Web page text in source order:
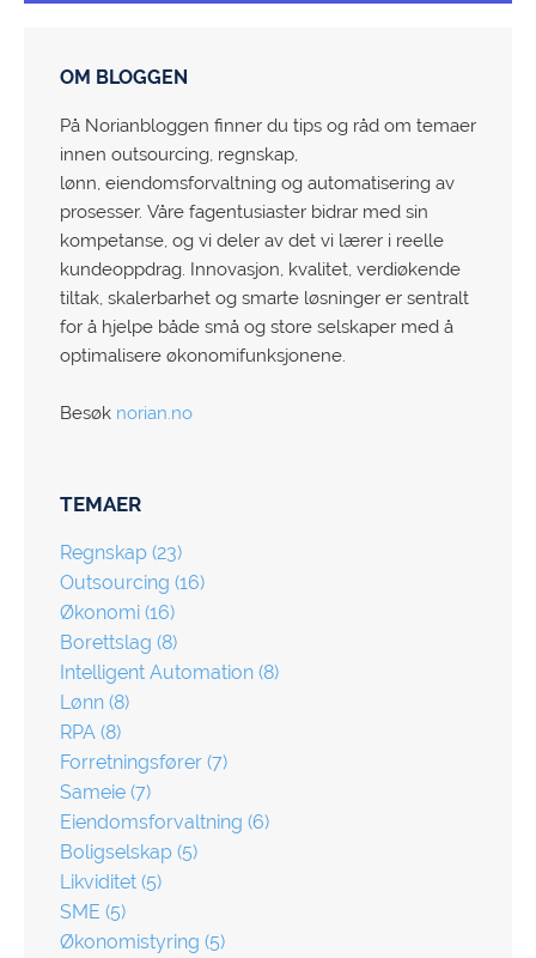
OM BLOGGEN
På Norianbloggen finner du tips og råd om temaer
innen outsourcing, regnskap,
lønn, eiendomsforvaltning og automatisering av
prosesser. Våre fagentusiaster bidrar med sin
kompetanse, og vi deler av det vi lærer i reelle
kundeoppdrag. Innovasjon, kvalitet, verdiøkende
tiltak, skalerbarhet og smarte løsninger er sentralt
for å hjelpe både små og store selskaper med å
optimalisere økonomifunksjonene.
Besøk norian.no
TEMAER
Regnskap (23)
Outsourcing (16)
Økonomi (16)
Borettslag (8)
Intelligent Automation (8)
Lønn (8)
RPA (8)
Forretningsfører (7)
Sameie (7)
Eiendomsforvaltning (6)
Boligselskap (5)
Likviditet (5)
SME (5)
Økonomistyring (5)